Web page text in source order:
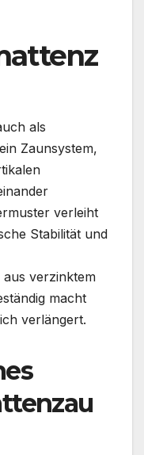
als
Zaunsystem,
verleiht
Stabilität und
aus verzinktem
macht
verlängert.